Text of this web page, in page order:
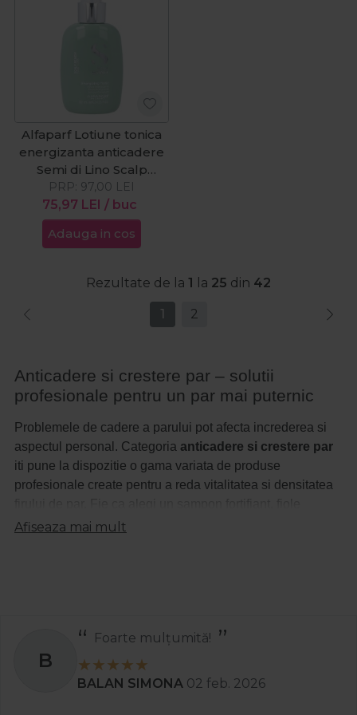
Alfaparf Lotiune tonica
energizanta anticadere
Semi di Lino Scalp
Renew Energizing 125ml
75,97 LEI / buc
PRP: 97,00 LEI
Adauga in cos
Rezultate de la 1 la 25 din 42
1 2
Anticadere si crestere par – solutii
profesionale pentru un par mai puternic
Problemele de cadere a parului pot afecta increderea si
aspectul personal. Categoria anticadere si crestere par
iti pune la dispozitie o gama variata de produse
profesionale create pentru a reda vitalitatea si densitatea
tratament sau un ser revitalizant, solutiile disponibile sunt
ingrediente active care actioneaza direct la radacina,
intarind firul de par si stimuland microcirculatia scalpului.
Astfel, atat barbatii, cat si femeile pot beneficia de un par
Afiseaza mai mult
S
Recomand
Stanciu Aura Andreea 02 apr. 2025